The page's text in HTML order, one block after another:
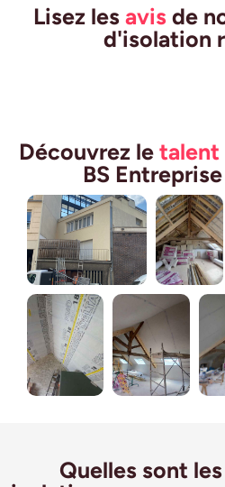
Lisez les avisde
d'isolation
Découvrez le talent
BS
Quelles sont